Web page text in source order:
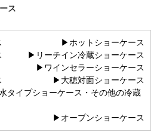
ス
▶ホットショーケース
▶リーチイン冷蔵ショーケース
▶ワインセラーショーケース
▶大穂対面ショーケース
タイプショーケース・その他の冷蔵
▶オープンショーケース